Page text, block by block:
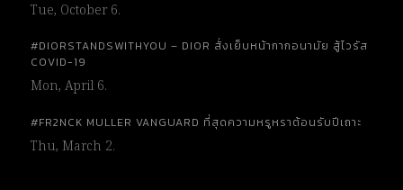
Tue, October 6.
#DIORSTANDSWITHYOU – DIOR สั่งเย็บหน้ากากอนามัย สู้ไวรัส
COVID-19
Mon, April 6.
#FR2NCK MULLER VANGUARD ที่สุดความหรูหราต้อนรับปีเถาะ
Thu, March 2.